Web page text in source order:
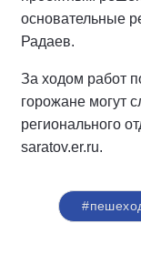
основательные
Радаев.
За ходом работ
горожане могут
регионального
saratov.er.ru.